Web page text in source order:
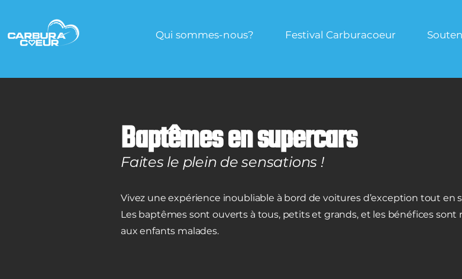
Qui sommes-nous? Festival Carburacoeur
Baptêmes en supercars
Faites le plein de sensations !
Vivez une expérience inoubliable à bord de voitures d’exception tout en
Les baptêmes sont ouverts à tous, petits et grands, et les bénéfices sont
aux enfants malades.